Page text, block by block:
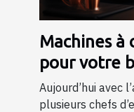
Machines à
pour votre
Aujourd’hui avec
plusieurs chefs